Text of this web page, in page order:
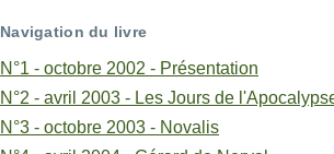
pour
N°11
-
Navigation du livre
N°1 - octobre 2002 - Présentation
N°2 - avril 2003 - Les Jours de
N°3 - octobre 2003 - Novalis